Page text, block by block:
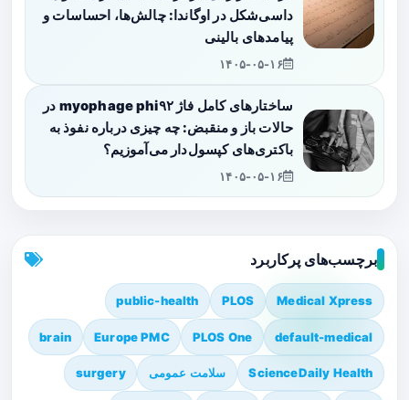
داسی‌شکل در اوگاندا: چالش‌ها، احساسات و
پیامدهای بالینی
۱۴۰۵-۰۵-۱۶
ساختارهای کامل فاژ myophage phi۹۲ در
حالات باز و منقبض: چه چیزی درباره نفوذ به
باکتری‌های کپسول‌دار می‌آموزیم؟
۱۴۰۵-۰۵-۱۶
برچسب‌های پرکاربرد
Medical Xpress
PLOS
public-health
default-medical
PLOS One
Europe PMC
brain
ScienceDaily Health سلامت عمومی surgery